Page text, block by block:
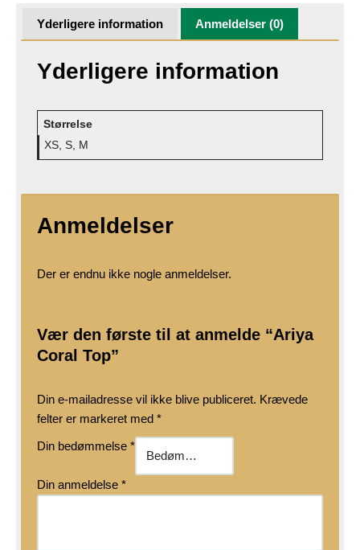
Yderligere information Anmeldelser (0)
Yderligere information
Størrelse
XS, S, M
Anmeldelser
Der er endnu ikke nogle anmeldelser.
Vær den første til at anmelde “Ariya
Coral Top”
Din e-mailadresse vil ikke blive publiceret. Krævede
felter er markeret med *
Din bedømmelse *
Din anmeldelse *